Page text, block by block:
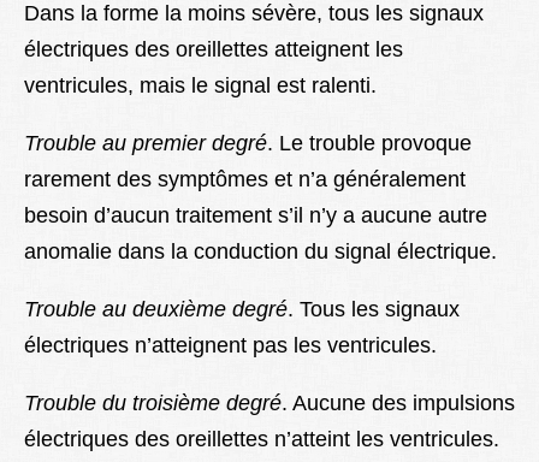
Dans la forme la moins sévère, tous les signaux
électriques des oreillettes atteignent les
ventricules, mais le signal est ralenti.
Trouble au premier degré. Le trouble provoque
rarement des symptômes et n’a généralement
besoin d’aucun traitement s’il n’y a aucune autre
anomalie dans la conduction du signal électrique.
Trouble au deuxième degré. Tous les signaux
électriques n’atteignent pas les ventricules.
Trouble du troisième degré. Aucune des impulsions
électriques des oreillettes n’atteint les ventricules.